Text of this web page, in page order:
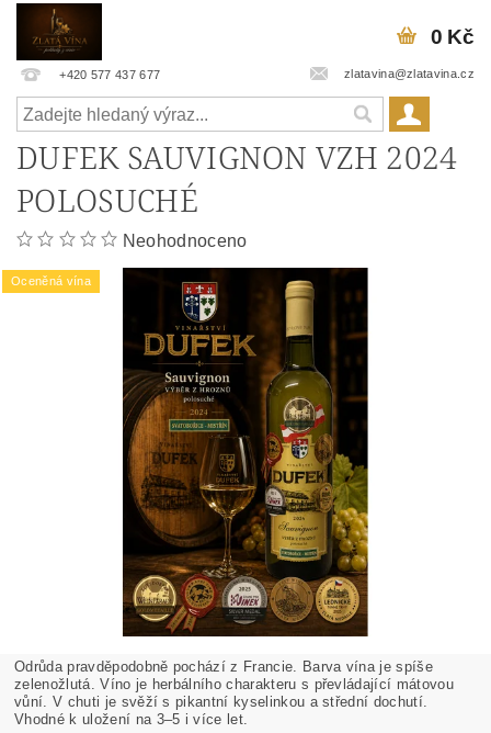
+420 577 437 677 zlatavina@zlatavina.cz
0 Kč
DUFEK SAUVIGNON VZH 2024
POLOSUCHÉ
Neohodnoceno
Oceněná vína
Odrůda pravděpodobně pochází z Francie. Barva vína je spíše
zelenožlutá. Víno je herbálního charakteru s převládající mátovou
vůní. V chuti je svěží s pikantní kyselinkou a střední dochutí.
Vhodné k uložení na 3–5 i více let.